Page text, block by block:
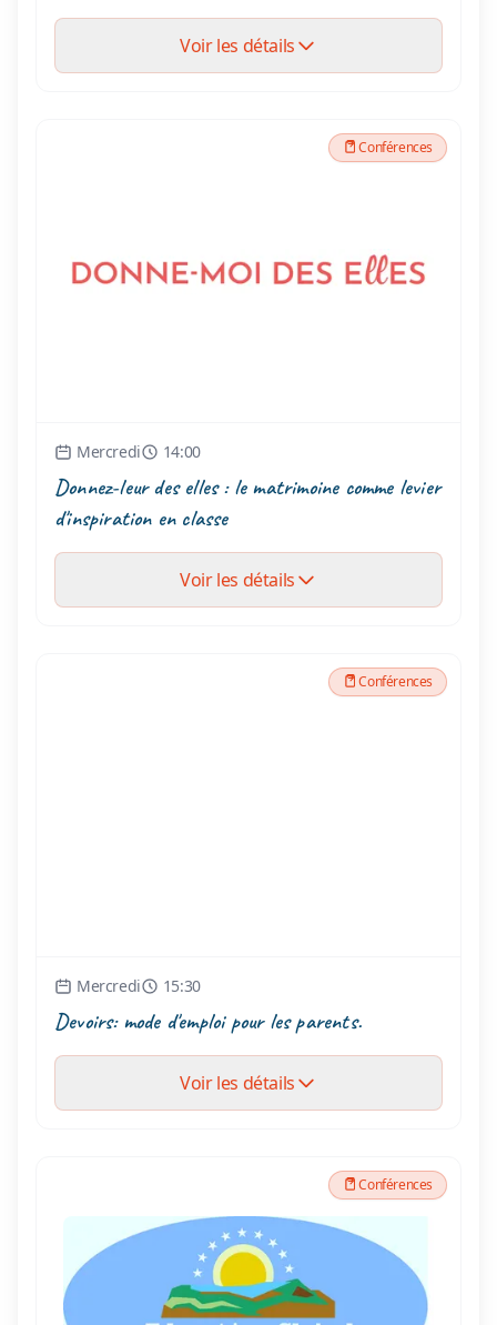
Voir les détails
Conférences
Mercredi 14:00
Donnez-leur des elles : le matrimoine comme levier
d'inspiration en classe
Voir les détails
Conférences
Mercredi 15:30
Devoirs: mode d'emploi pour les parents.
Voir les détails
Conférences